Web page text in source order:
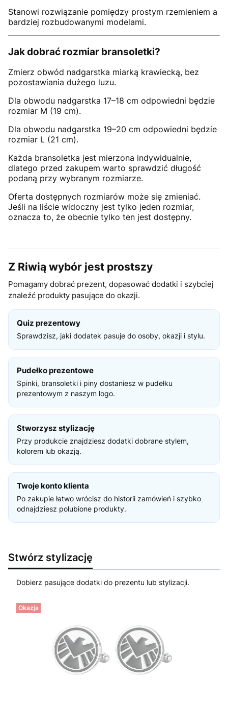
Stanowi rozwiązanie pomiędzy prostym rzemieniem a
bardziej rozbudowanymi modelami.
Jak dobrać rozmiar bransoletki?
Zmierz obwód nadgarstka miarką krawiecką, bez
pozostawiania dużego luzu.
Dla obwodu nadgarstka 17–18 cm odpowiedni będzie
rozmiar M (19 cm).
Dla obwodu nadgarstka 19–20 cm odpowiedni będzie
rozmiar L (21 cm).
Każda bransoletka jest mierzona indywidualnie,
dlatego przed zakupem warto sprawdzić długość
podaną przy wybranym rozmiarze.
Oferta dostępnych rozmiarów może się zmieniać.
Jeśli na liście widoczny jest tylko jeden rozmiar,
oznacza to, że obecnie tylko ten jest dostępny.
Z Riwią wybór jest prostszy
Pomagamy dobrać prezent, dopasować dodatki i szybciej
znaleźć produkty pasujące do okazji.
Quiz prezentowy
Sprawdzisz, jaki dodatek pasuje do osoby, okazji i stylu.
Pudełko prezentowe
Spinki, bransoletki i piny dostaniesz w pudełku
prezentowym z naszym logo.
Stworzysz stylizację
Przy produkcie znajdziesz dodatki dobrane stylem,
kolorem lub okazją.
Twoje konto klienta
Po zakupie łatwo wrócisz do historii zamówień i szybko
odnajdziesz polubione produkty.
Stwórz stylizację
Dobierz pasujące dodatki do prezentu lub stylizacji.
Okazja